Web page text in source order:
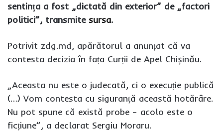
sentința a fost „dictată din exterior” de „factori
politici”, transmite sursa.
Potrivit zdg.md, apărătorul a anunțat că va
contesta decizia în fața Curții de Apel Chișinău.
„Aceasta nu este o judecată, ci o execuție publică
(…) Vom contesta cu siguranță această hotărâre.
Nu pot spune că există probe – acolo este o
ficțiune”, a declarat Sergiu Moraru.